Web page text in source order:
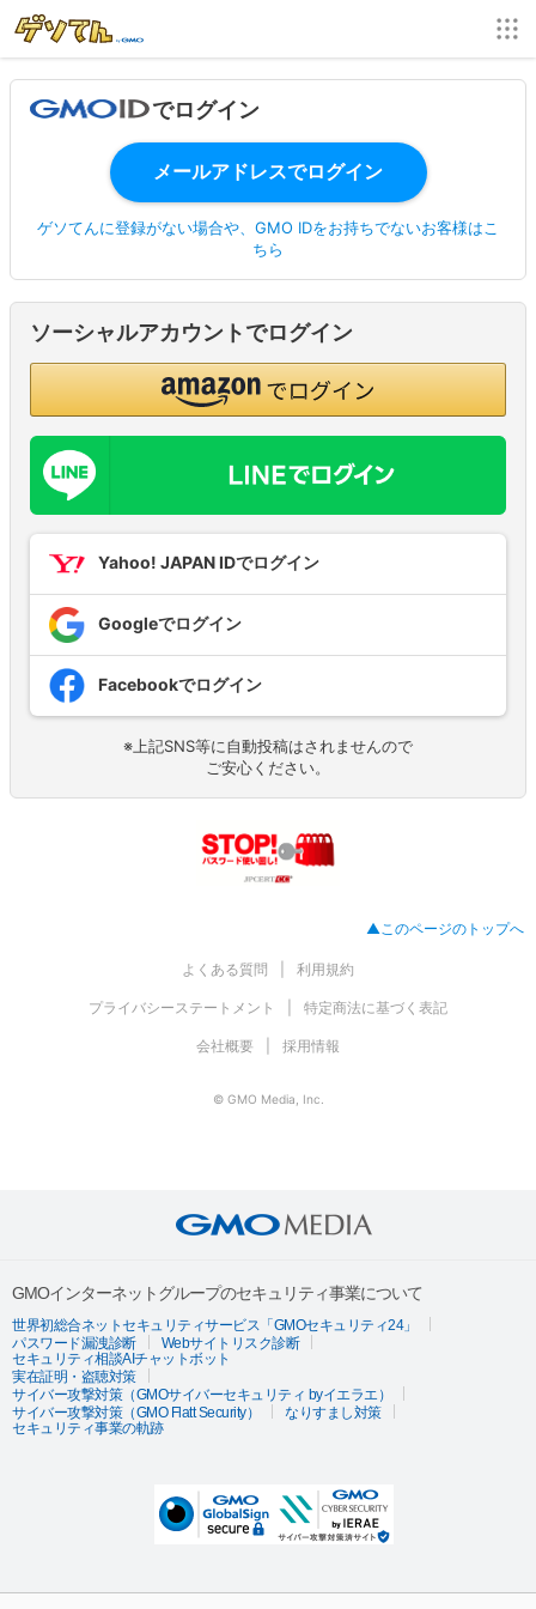
でログイン
ゲソてんに登録がない場合や、GMO IDをお持ちでないお客様はこ
ちら
ソーシャルアカウントでログイン
Yahoo! JAPAN IDでログイン
Googleでログイン
Facebookでログイン
※上記SNS等に自動投稿はされませんので
ご安心ください。
▲このページのトップへ
よくある質問 利用規約
プライバシーステートメント 特定商法に基づく表記
会社概要 採用情報
© GMO Media, Inc.
GMOインターネットグループのセキュリティ事業について
世界初総合ネットセキュリティサービス「GMOセキュリティ24」
パスワード漏洩診断
Webサイトリスク診断
セキュリティ相談AIチャットボット
実在証明・盗聴対策
サイバー攻撃対策（GMOサイバーセキュリティ byイエラエ）
サイバー攻撃対策（GMO Flatt Security）
なりすまし対策
セキュリティ事業の軌跡